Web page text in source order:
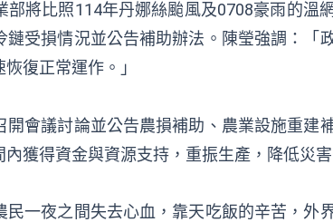
將比照114年丹娜絲颱風及0708豪雨的溫
受損情況並公告補助辦法。陳瑩強調：「
復正常運作。」
開會議討論並公告農損補助、農業設施重建
獲得資金與資源支持，重振生產，降低災害
民一夜之間失去心血，靠天吃飯的辛苦，外